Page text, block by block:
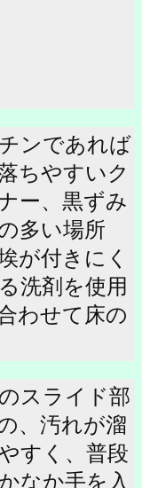
ンであれば
ちやすいク
ー、黒ずみ
多い場所
が付きにく
洗剤を使用
わせて床の
スライド部
、汚れが溜
すく、普段
なか手を入